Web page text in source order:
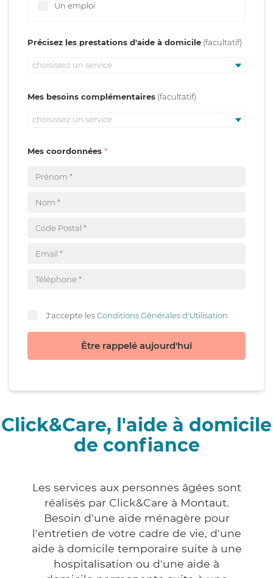
Un emploi
Précisez les prestations d'aide à domicile
choisissez un service
Mes besoins complémentaires
choisissez un service
Mes coordonnées
J'accepte lesConditions Générales d'Utilisation
Être rappelé aujourd'hui
Click&Care, l'aide à domicile
de confiance
Les services aux personnes âgées sont
réalisés par Click&Care à Montaut.
Besoin d'une aide ménagère pour
l'entretien de votre cadre de vie, d'une
aide à domicile temporaire suite à une
hospitalisation ou d'une aide à